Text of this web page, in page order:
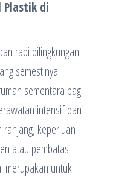
Plastik di
rapi dilingkungan
semestinya
sementara bagi
intensif dan
ranjang, keperluan
atau pembatas
merupakan untuk